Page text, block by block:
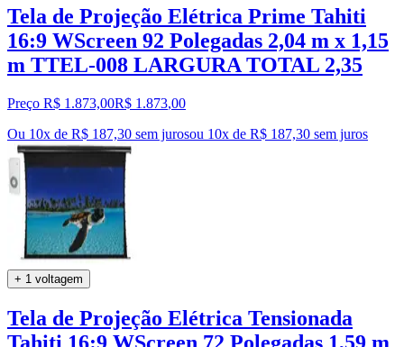
Tela de Projeção Elétrica Prime Tahiti
16:9 WScreen 92 Polegadas 2,04 m x 1,15
m TTEL-008 LARGURA TOTAL 2,35
Preço R$ 1.873,00R$ 1.873,00
Ou 10x de R$ 187,30 sem jurosou 10x de R$ 187,30 sem juros
+ 1 voltagem
Tela de Projeção Elétrica Tensionada
Tahiti 16:9 WScreen 72 Polegadas 1,59 m